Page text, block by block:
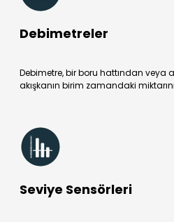
Debimetreler
Debimetre, bir boru hattından veya
akışkanın birim zamandaki
Seviye Sensörleri